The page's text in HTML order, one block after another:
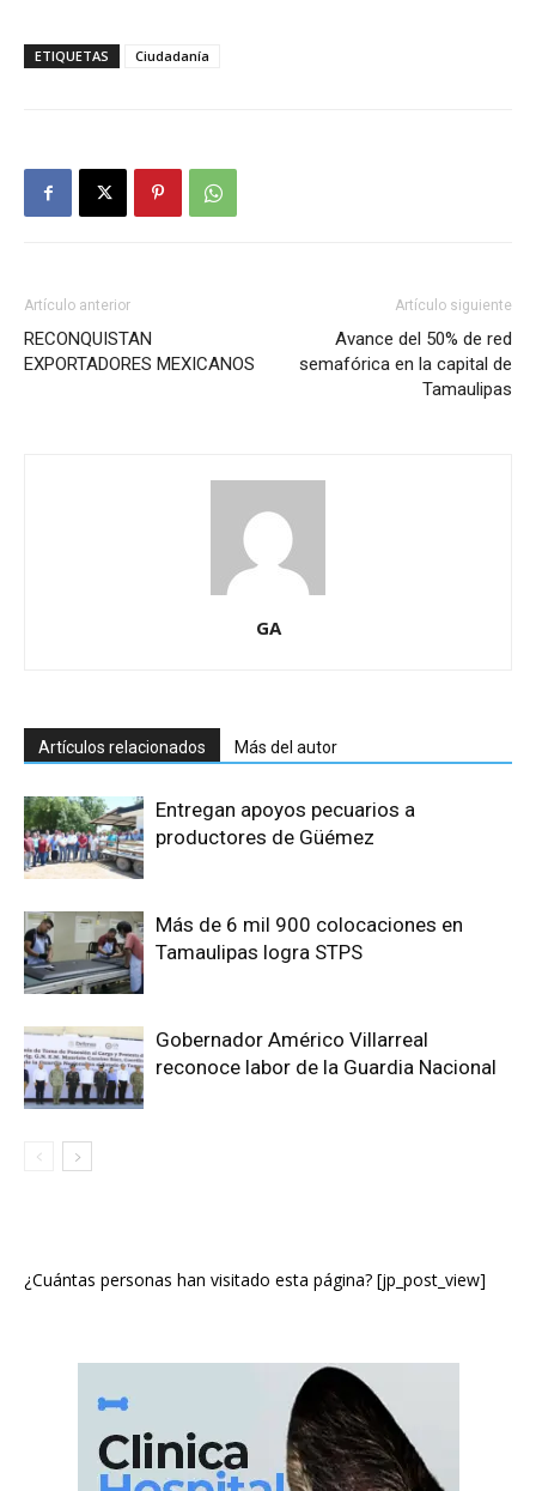
ETIQUETAS Ciudadanía
Artículo anterior
RECONQUISTAN
EXPORTADORES MEXICANOS
Artículo siguiente
Avance del 50% de red
semafórica en la capital de
Tamaulipas
GA
Artículos relacionados Más del autor
Entregan apoyos pecuarios a
productores de Güémez
Más de 6 mil 900 colocaciones en
Tamaulipas logra STPS
Gobernador Américo Villarreal
reconoce labor de la Guardia Nacional
¿Cuántas personas han visitado esta página? [jp_post_view]